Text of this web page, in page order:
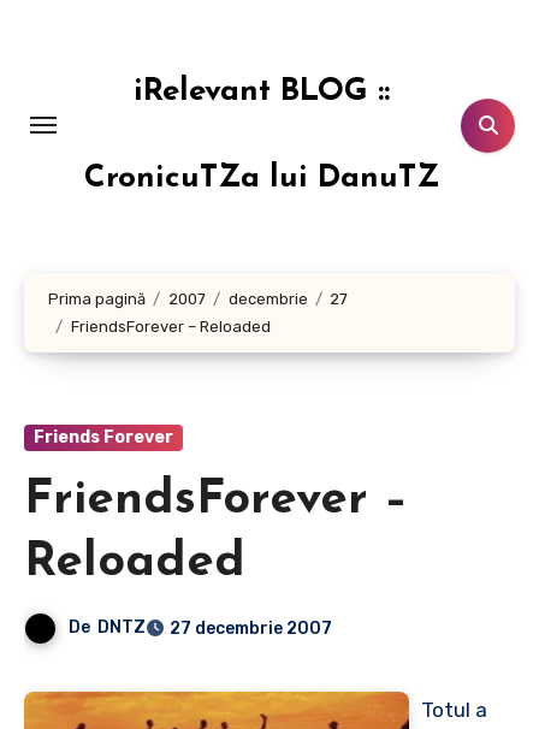
iRelevant BLOG ::
CronicuTZa lui DanuTZ
Prima pagină 2007 decembrie
27
FriendsForever – Reloaded
Friends Forever
FriendsForever –
Reloaded
De DNTZ 27 decembrie 2007
Totul a